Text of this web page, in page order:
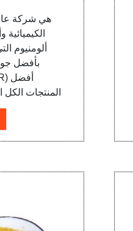
ألومنيوم
بأفضل
المنتجات